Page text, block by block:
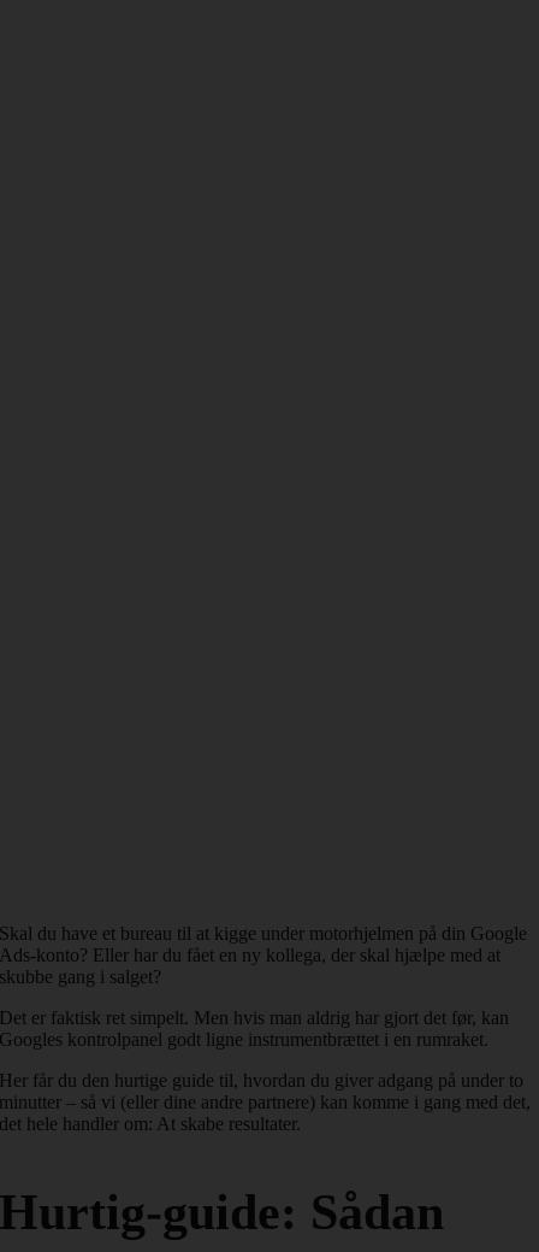
Skal du have et bureau til at kigge under motorhjelmen på din Google
Ads-konto? Eller har du fået en ny kollega, der skal hjælpe med at
skubbe gang i salget?
Det er faktisk ret simpelt. Men hvis man aldrig har gjort det før, kan
Googles kontrolpanel godt ligne instrumentbrættet i en rumraket.
Her får du den hurtige guide til, hvordan du giver adgang på under to
minutter – så vi (eller dine andre partnere) kan komme i gang med det,
det hele handler om: At skabe resultater.
Hurtig-guide: Sådan